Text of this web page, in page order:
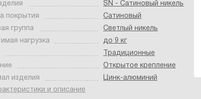
SN - Cатиновый никель
покрытия
Сатиновый
группа
Светлый никель
нагрузка
до 9 кг
Традиционные
Открытое крепление
изделия
Цинк-алюминий
и описание